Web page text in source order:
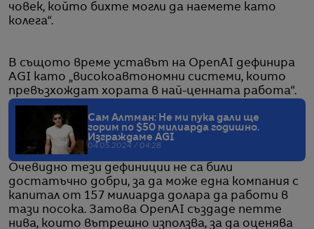
човек, който бихте могли да наемете като
колега“.
В същото време уставът на OpenAI дефинира
AGI като „високоавтономни системи, които
превъзхождат хората в най-ценната работа“.
Сам Алтман: Не ми пука дали ще
горим по $50 милиарда годишно.
Изграждаме AGI
04.05.2024 / 04:28
Очевидно тези дефиниции не са били
достатъчно добри, за да може една компания с
капитал от 157 милиарда долара да работи в
тази посока. Затова OpenAI създаде петте
нива, които вътрешно използва, за да оценява